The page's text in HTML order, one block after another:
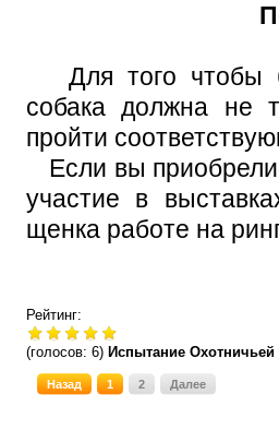
Для того чтобы
собака должна не
пройти
Если вы приобрели
участие в
щенка работе на
Рейтинг:
(голосов: 6) Испытание Охотничьей
Назад 1 2 Далее